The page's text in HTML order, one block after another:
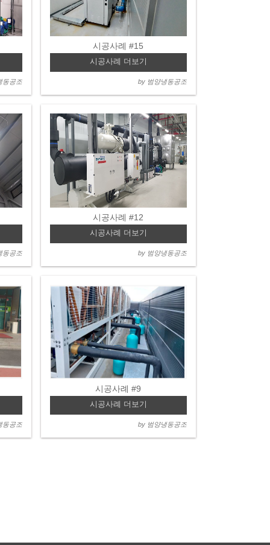
동공조
시공사례 #15
시공사례 더보기
by 범양냉동공조
동공조
시공사례 #12
시공사례 더보기
by 범양냉동공조
동공조
시공사례 #9
시공사례 더보기
by 범양냉동공조